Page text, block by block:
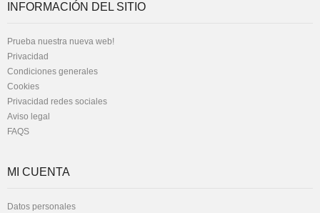
INFORMACIÓN DEL SITIO
Prueba nuestra nueva web!
Privacidad
Condiciones generales
Cookies
Privacidad redes sociales
Aviso legal
FAQS
MI CUENTA
Datos personales